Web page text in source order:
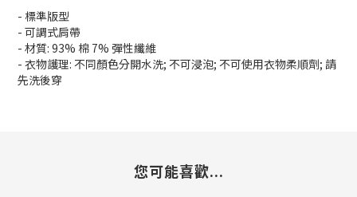
- 標準版型
- 可調式肩帶
- 材質: 93% 棉 7% 彈性纖維
- 衣物護理: 不同顏色分開水洗; 不可浸泡; 不可使用衣物柔順劑; 請
先洗後穿
您可能喜歡...